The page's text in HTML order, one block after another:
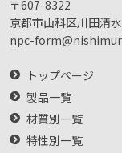
〒607-8322
京都市山科区川田清
npc-
トップページ
製品一覧
材質別一覧
特性別一覧